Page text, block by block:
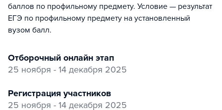
баллов по профильному предмету. Условие — результат
ЕГЭ по профильному предмету на установленный
вузом балл.
отборочный онлайн этап
25 ноября - 14 декабря 2025
регистрация участников
25 ноября - 14 декабря 2025